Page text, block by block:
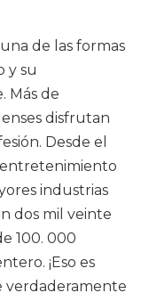
de las formas
y su
Más de
disfrutan
Desde el
entretenimiento
industrias
dos mil veinte
100. 000
¡Eso es
verdaderamente